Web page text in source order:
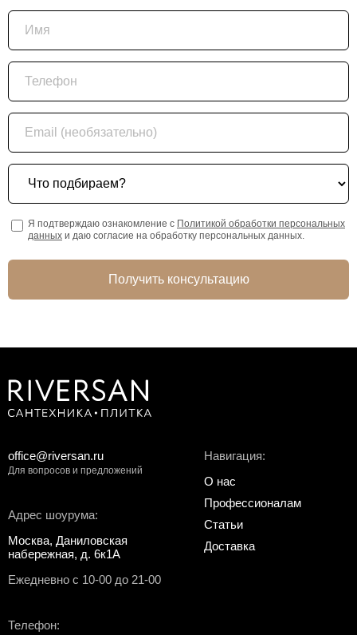
Имя
Телефон
Email (необязательно)
Что подбираем?
Я подтверждаю ознакомление с Политикой обработки персональных
данных и даю согласие на обработку персональных данных.
Получить консультацию
Адрес шоурума:
Москва, Даниловская
набережная, д. 6к1А
Ежедневно с 10-00 до 21-00
Телефон:
Навигация:
О нас
Профессионалам
Статьи
Доставка
office@riversan.ru
Для вопросов и предложений